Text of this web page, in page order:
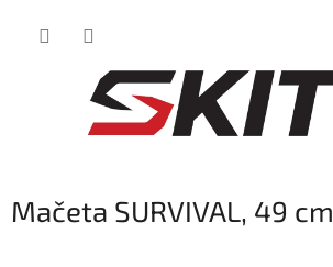
Mačeta SURVIVAL, 49 cm